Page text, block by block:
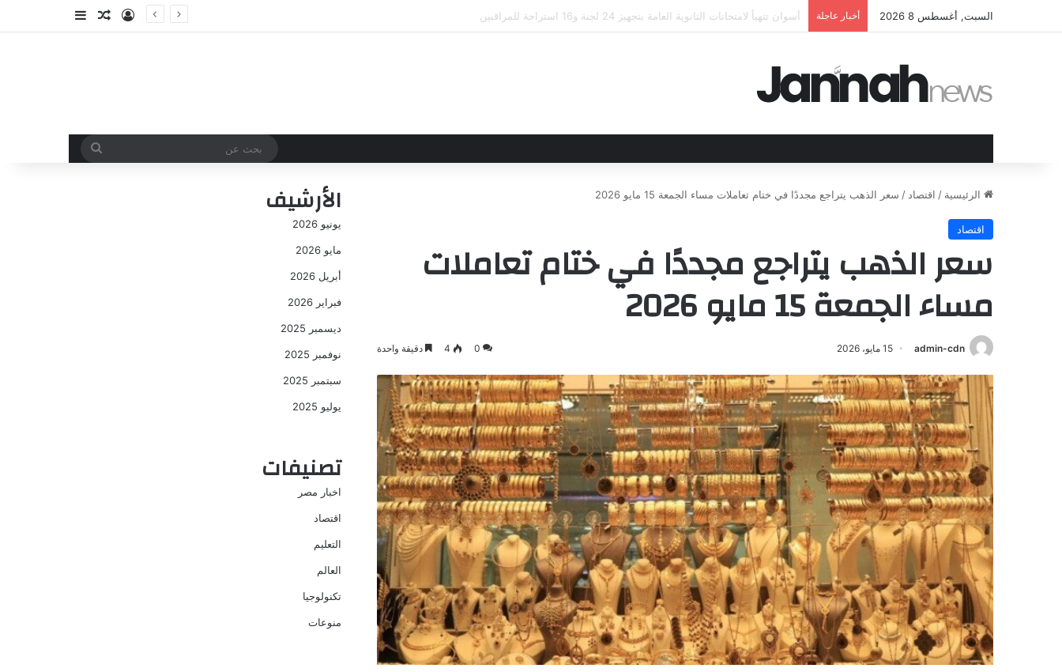
السبت, أغسطس 8 2026 أخبار عاجلة الهند وقبرص تعززان علاقاتهما من خلال تأسيس شراكة استراتيجية جديدة تسجيل الدخول
مقال عشوائي
إضافة عمود
بحث
الرئيسية / اقتصاد / سعر الذهب يتراجع مجددًا في ختام تعاملات مساء الجمعة 15 مايو 2026
اقتصاد
سعر الذهب يتراجع مجددًا في ختام تعاملات
مساء الجمعة 15 مايو 2026
admin-cdn 15 مايو، 2026 0
4 دقيقة واحدة
الأرشيف
يونيو 2026
مايو 2026
أبريل 2026
فبراير 2026
ديسمبر 2025
نوفمبر 2025
سبتمبر 2025
يوليو 2025
تصنيفات
اخبار مصر
اقتصاد
التعليم
العالم
تكنولوجيا
منوعات